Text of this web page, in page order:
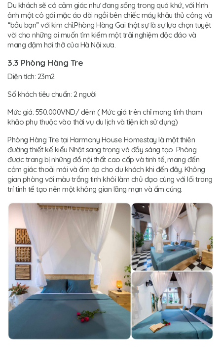
Du khách sẽ có cảm giác như đang sống trong quá khứ, với hình
ảnh một cô gái mặc áo dài ngồi bên chiếc máy khâu thủ công và
“bầu bạn” với kim chỉ.Phòng Hàng Gai thật sự là sự lựa chọn tuyệt
vời cho những ai muốn tìm kiếm một trải nghiệm độc đáo và
mang đậm hơi thở của Hà Nội xưa.
3.3 Phòng Hàng Tre
Diện tích: 23m2
Số khách tiêu chuẩn: 2 người
Mức giá: 550.000VND/ đêm ( Mức giá trên chỉ mang tính tham
khảo phụ thuộc vào thời vụ du lịch và tiện ích sử dụng)
Phòng Hàng Tre tại Harmony House Homestay là một thiên
đường thiết kế kiểu Nhật sang trọng và đầy sáng tạo. Phòng
được trang bị những đồ nội thất cao cấp và tinh tế, mang đến
cảm giác thoải mái và ấm áp cho du khách khi đến đây. Không
gian phòng với màu trắng tinh khôi làm chủ đạo cùng với lối trang
trí tinh tế tạo nên một không gian lãng mạn và ấm cúng.